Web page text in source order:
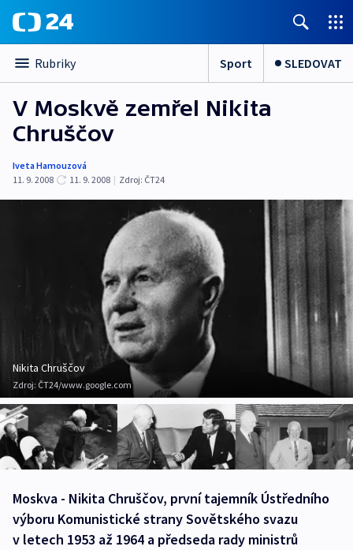
Rubriky Sport SLEDOVAT
V Moskvě zemřel Nikita
Chruščov
Iveta Hamouzová
11. 9. 2008
11. 9. 2008 | Zdroj: ČT24
Nikita Chruščov
Zdroj: ČT24/www.google.com
Moskva - Nikita Chruščov, první tajemník Ústředního
výboru Komunistické strany Sovětského svazu
v letech 1953 až 1964 a předseda rady ministrů